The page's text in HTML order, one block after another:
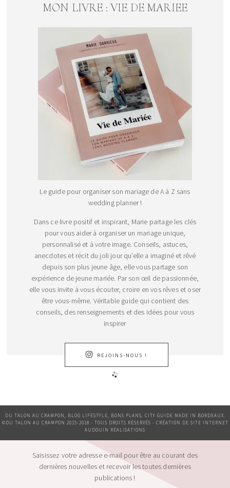
MON LIVRE : VIE DE MARIEE
Le guide pour organiser son mariage de A à Z sans
wedding planner !
Dans ce livre positif et inspirant, Marie partage les clés
pour vous aider à organiser un mariage unique,
personnalisé et à votre image. Conseils, astuces,
anecdotes et récit du joli jour qu’elle a imaginé et rêvé
depuis son plus jeune âge, elle vous partage son
expérience de jeune mariée. Par son œil de passionnée,
elle vous invite à vous écouter, croire en vos rêves et oser
être vous-même. Véritable guide qui contient des
conseils, des renseignements et des idées pour vous
inspirer
REJOINS-NOUS !
DU TALON AU CRAMPON, BLOG LIFESTYLE, BONS PLANS, CITY GUIDE MADE IN BORDEAUX.
©DU TALON AU CRAMPON 2015-2018 - TOUS DROITS RÉSERVÉS - CRÉATION DE SITE INTERNET
AUDOUIN RÉALISATIONS
Saisissez votre adresse e-mail pour être au courant des
dernières nouvelles et recevoir les toutes dernières
publications !